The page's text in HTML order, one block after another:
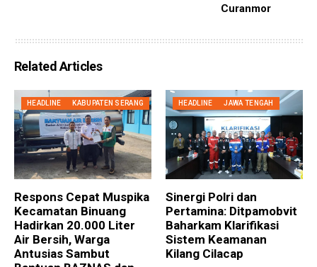
Curanmor
Related Articles
HEADLINE KABUPATEN SERANG
Respons Cepat Muspika
Kecamatan Binuang
Hadirkan 20.000 Liter
Air Bersih, Warga
Antusias Sambut
HEADLINE JAWA TENGAH
Sinergi Polri dan
Pertamina: Ditpamobvit
Baharkam Klarifikasi
Sistem Keamanan
Kilang Cilacap